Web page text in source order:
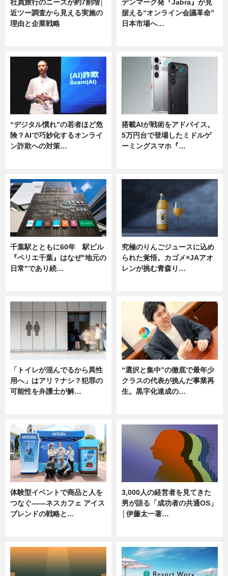
社員旅行のニーズが約7割増│
近ツー調査から見える実施の
理由と企業戦略
デンマーク発『Jabra』が見
据える“オンライン会議革命”
日本市場へ…
“デジタル慣れ”の若者ほど危
険？AIで巧妙化するオンライ
ン詐欺への対策…
搭載AIが戦術をアドバイス。
5万円台で登場したミドルゲ
ーミングスマホ『…
千葉駅とともに60年 駅ビル
『ペリエ千葉』はなぜ"地元の
日常"であり続…
究極のりんごジュースに込め
られた覚悟。カゴメ×JAアオ
レンが挑む青森り…
「トイレが混んでるから異性
用へ」はアリ？ナシ？犯罪の
可能性を弁護士が解…
“選択と集中”の徹底で最年少
クラスの代表が挑んだ事業再
生。黒字化達成の…
体験型イベントで商品と人を
つなぐ――ネスカフェ アイス
ブレンドの戦略と…
3,000人の経営者を見てきた
男が語る「成功者の共通OS」
│伊藤太一著…